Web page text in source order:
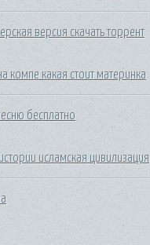
версия скачать торрент
компе какая стоит материнка
бесплатно
исламская цивилизация